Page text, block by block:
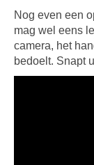
Nog even een
mag wel eens
camera, het
bedoelt. Snapt